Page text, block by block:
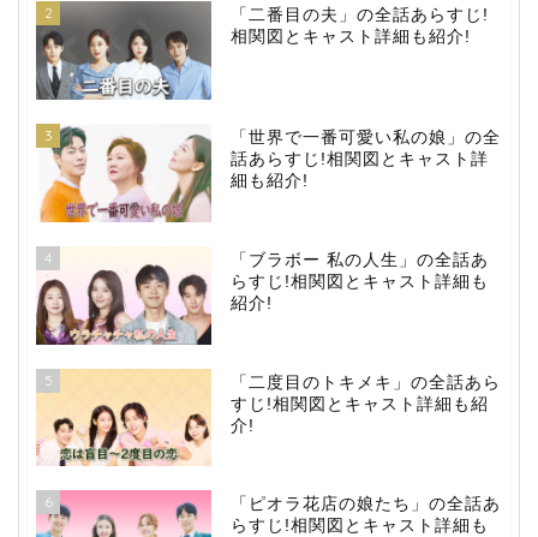
2
「二番目の夫」の全話あらすじ!
相関図とキャスト詳細も紹介!
3
「世界で一番可愛い私の娘」の全
話あらすじ!相関図とキャスト詳
細も紹介!
4
「ブラボー 私の人生」の全話あ
らすじ!相関図とキャスト詳細も
紹介!
5
「二度目のトキメキ」の全話あら
すじ!相関図とキャスト詳細も紹
介!
6
「ピオラ花店の娘たち」の全話あ
らすじ!相関図とキャスト詳細も